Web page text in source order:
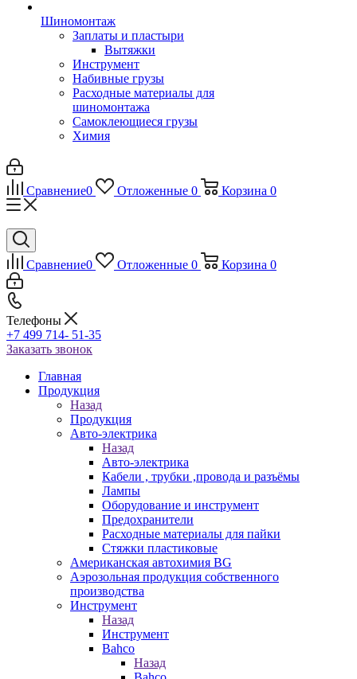
Шиномонтаж
Заплаты и пластыри
Вытяжки
Инструмент
Набивные грузы
Расходные материалы для
шиномонтажа
Самоклеющиеся грузы
Химия
Сравнение0 Отложенные 0 Корзина 0
Сравнение0 Отложенные 0 Корзина 0
Телефоны
+7 499 714- 51-35
Заказать звонок
Главная
Продукция
Назад
Продукция
Авто-электрика
Назад
Авто-электрика
Кабели , трубки ,провода и разъёмы
Лампы
Оборудование и инструмент
Предохранители
Расходные материалы для пайки
Стяжки пластиковые
Американская автохимия BG
Аэрозольная продукция собственного
производства
Инструмент
Назад
Инструмент
Bahco
Назад